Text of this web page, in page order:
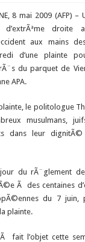
8 mai 2009 (AFP) –
d’extrÃªme droite
aux mains
d’une plainte
du parquet de
APA.
le politologue
musulmans,
dans leur
du rÃ¨glement
Ã des centaines
du 7
plainte.
fait l’objet cette